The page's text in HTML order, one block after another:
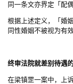
同一条文亦界定「配
根据上述定义，「婚
同性婚姻不被视为有效
终审法院就差别待遇
在梁镇罡一案中，上